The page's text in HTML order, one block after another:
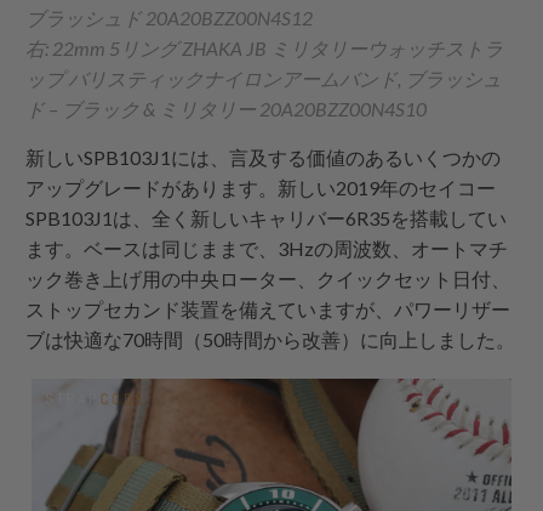
ブラッシュド 20A20BZZ00N4S12
右: 22mm 5リング ZHAKA JB ミリタリーウォッチストラ
ップ バリスティックナイロンアームバンド, ブラッシュ
ド – ブラック & ミリタリー 20A20BZZ00N4S10
新しいSPB103J1には、言及する価値のあるいくつかの
アップグレードがあります。新しい2019年のセイコー
SPB103J1は、全く新しいキャリバー6R35を搭載してい
ます。ベースは同じままで、3Hzの周波数、オートマチ
ック巻き上げ用の中央ローター、クイックセット日付、
ストップセカンド装置を備えていますが、パワーリザー
ブは快適な70時間（50時間から改善）に向上しました。